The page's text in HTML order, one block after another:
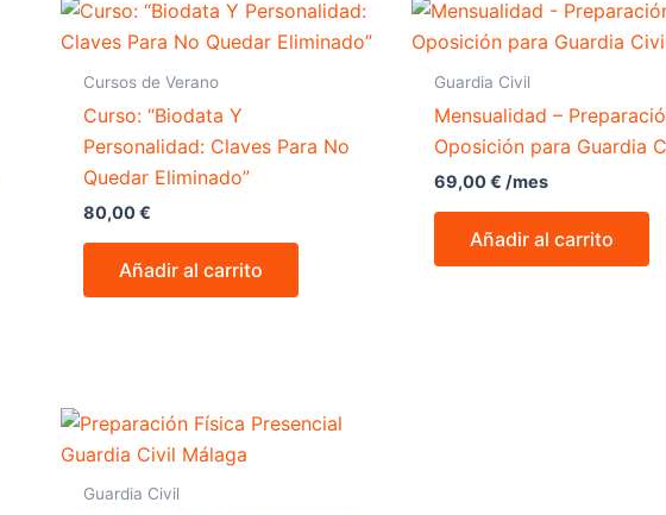
Cursos de Verano
Curso: “Biodata Y
Personalidad: Claves Para No
Quedar Eliminado”
80,00€
Añadir al carrito
Guardia Civil
Mensualidad –
Oposición para Guardia
69,00€ /mes
Añadir al carrito
Guardia Civil